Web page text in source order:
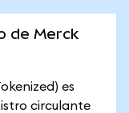
de Merck
es
circulante